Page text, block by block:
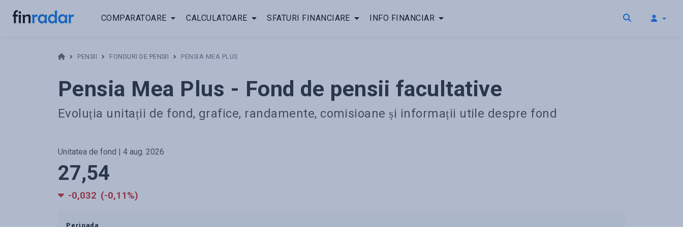
COMPARATOARE CALCULATOARE SFATURI FINANCIARE INFO FINANCIAR
PENSII FONDURI DE PENSII PENSIA MEA PLUS
Pensia Mea Plus - Fond de pensii facultative
Evoluția unitații de fond, grafice, randamente, comisioane și informații utile despre fond
Unitatea de fond | 4 aug. 2026
27,54
-0,032 (-0,11%)
Perioada